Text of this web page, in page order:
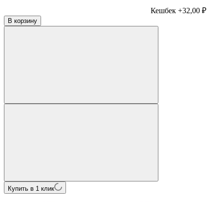
Кешбек +32,00 ₽
В корзину
Купить в 1 клик